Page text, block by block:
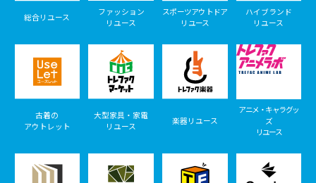
総合リユース
ファッション
リユース
スポーツアウトドア
リユース
ハイブランド
リユース
古着の
アウトレット
大型家具・家電
リユース
楽器リユース
アニメ・キャラグッ
ズ
リユース